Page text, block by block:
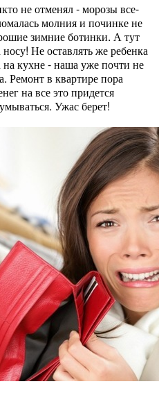
не отменял - морозы все-
молния и починке не
зимние ботинки. А тут
Не оставлять же ребенка
кухне - наша уже почти не
Ремонт в квартире пора
на все это придется
Ужас берет!